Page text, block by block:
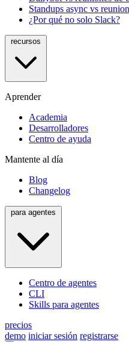
Standups async vs
¿Por qué no solo Slack?
Aprender
Academia
Desarrolladores
Centro de ayuda
Mantente al día
Blog
Changelog
Centro de agentes
CLI
Skills para agentes
precios
demo iniciar sesión registrarse